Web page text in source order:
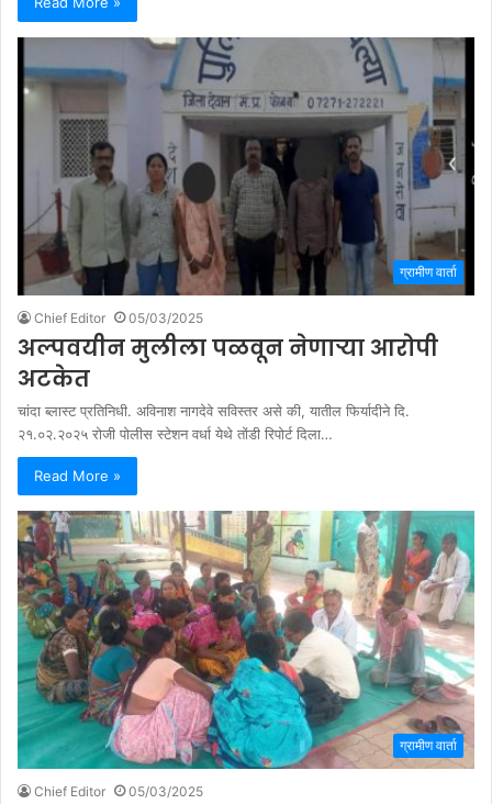
ग्रामीण वार्ता
Chief Editor 05/03/2025
अल्पवयीन मुलीला पळवून नेणाऱ्या आरोपी
अटकेत
चांदा ब्लास्ट प्रतिनिधी. अविनाश नागदेवे सविस्तर असे की, यातील फिर्यादीने दि.
२१.०२.२०२५ रोजी पोलीस स्टेशन वर्धा येथे तोंडी रिपोर्ट दिला…
Read More »
ग्रामीण वार्ता
Chief Editor 05/03/2025